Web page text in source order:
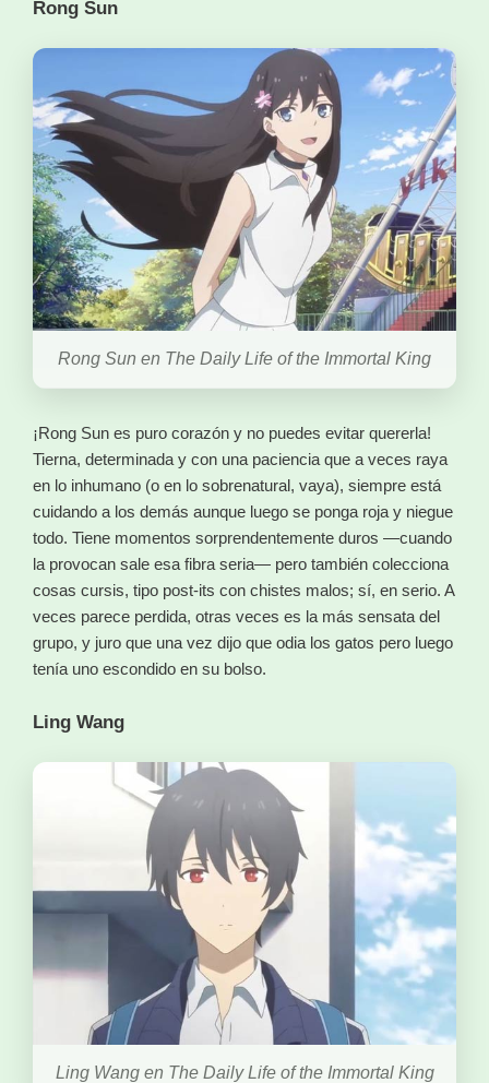
Rong Sun
Rong Sun en The Daily Life of the Immortal King
¡Rong Sun es puro corazón y no puedes evitar quererla!
Tierna, determinada y con una paciencia que a veces raya
en lo inhumano (o en lo sobrenatural, vaya), siempre está
cuidando a los demás aunque luego se ponga roja y niegue
todo. Tiene momentos sorprendentemente duros —cuando
la provocan sale esa fibra seria— pero también colecciona
cosas cursis, tipo post-its con chistes malos; sí, en serio. A
veces parece perdida, otras veces es la más sensata del
grupo, y juro que una vez dijo que odia los gatos pero luego
tenía uno escondido en su bolso.
Ling Wang
Ling Wang en The Daily Life of the Immortal King